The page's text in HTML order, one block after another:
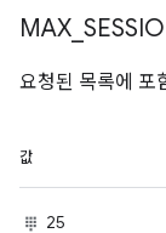
MAX
요청된 목록에 포
값
25